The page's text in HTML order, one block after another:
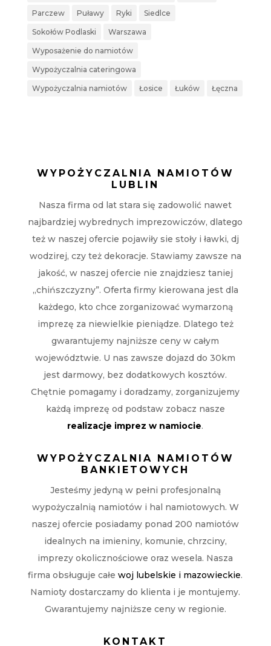
Parczew Puławy Ryki Siedlce
Sokołów Podlaski Warszawa
Wyposażenie do namiotów
Wypożyczalnia cateringowa
Wypożyczalnia namiotów Łosice Łuków Łęczna
WYPOŻYCZALNIA NAMIOTÓW
LUBLIN
Nasza firma od lat stara się zadowolić nawet
najbardziej wybrednych imprezowiczów, dlatego
też w naszej ofercie pojawiły sie stoły i ławki, dj
wodzirej, czy też dekoracje. Stawiamy zawsze na
jakość, w naszej ofercie nie znajdziesz taniej
„chińszczyzny”. Oferta firmy kierowana jest dla
każdego, kto chce zorganizować wymarzoną
imprezę za niewielkie pieniądze. Dlatego też
gwarantujemy najniższe ceny w całym
województwie. U nas zawsze dojazd do 30km
jest darmowy, bez dodatkowych kosztów.
Chętnie pomagamy i doradzamy, zorganizujemy
każdą imprezę od podstaw zobacz nasze
realizacje imprez w namiocie.
WYPOŻYCZALNIA NAMIOTÓW
BANKIETOWYCH
Jesteśmy jedyną w pełni profesjonalną
wypożyczalnią namiotów i hal namiotowych. W
naszej ofercie posiadamy ponad 200 namiotów
idealnych na imieniny, komunie, chrzciny,
imprezy okolicznościowe oraz wesela. Nasza
firma obsługuje całewoj lubelskie i mazowieckie.
Namioty dostarczamy do klienta i je montujemy.
Gwarantujemy najniższe ceny w regionie.
KONTAKT